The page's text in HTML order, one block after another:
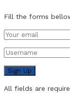
Fill the forms
All fields are